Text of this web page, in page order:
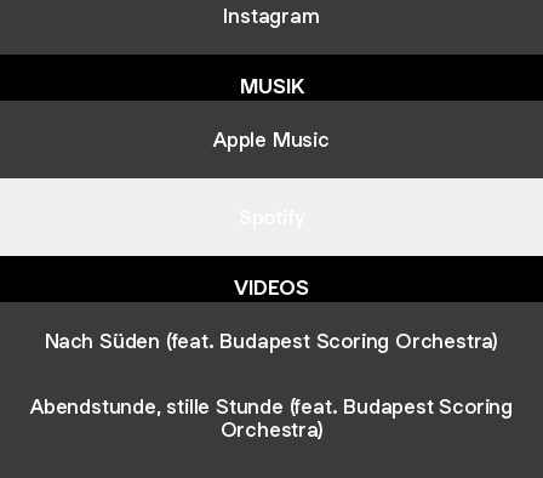
Instagram
MUSIK
Apple Music
VIDEOS
Nach Süden (feat. Budapest Scoring Orchestra)
Abendstunde, stille Stunde (feat. Budapest Scoring
Orchestra)